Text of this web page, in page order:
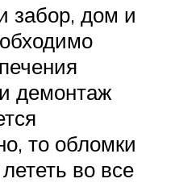
забор, дом и
демонтаж
то обломки
во все